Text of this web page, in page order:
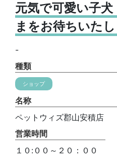
元気で可愛い子犬
まをお待ちいたし
-
種類
ショップ
名称
ペットウィズ郡山安積店
営業時間
１０:００～２０：００